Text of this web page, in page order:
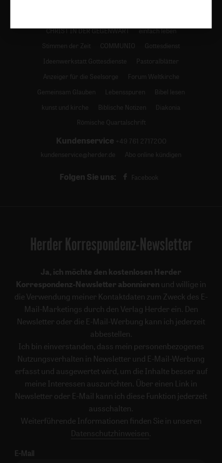
CHRIST IN DER GEGENWART
einfach leben
Stimmen der Zeit
COMMUNIO
Gottesdienst
Ideenwerkstatt Gottesdienste
Pastoralblätter
Anzeiger für die Seelsorge
Forum Weltkirche
Gemeinsam Glauben
Lebensspuren
Bibel lesen
kunst und kirche
Biblische Notizen
Diakonia
Römische Quartalschrift
Kundenservice +49 761 2717200
kundenservice@herder.de
Abo online kündigen
Folgen Sie uns: Facebook
Herder Korrespondenz-Newsletter
Ja, ich möchte den kostenlosen Herder
Korrespondenz-Newsletter abonnieren und willige in
die Verwendung meiner Kontaktdaten zum Zweck des E-
Mail-Marketings durch den Verlag Herder ein. Den
Newsletter oder die E-Mail-Werbung kann ich jederzeit
abbestellen.
Ich bin einverstanden, dass mein personenbezogenes
Nutzungsverhalten in Newsletter und E-Mail-Werbung
erfasst und ausgewertet wird, um die Inhalte besser auf
meine Interessen auszurichten. Über einen Link in
Newsletter oder E-Mail kann ich diese Funktion jederzeit
ausschalten.
Weiterführende Informationen finden Sie in unseren
Datenschutzhinweisen .
E-Mail